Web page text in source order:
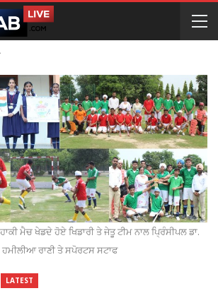
ਮੈਚ ਖੇਡਦੇ ਹੋਏ ਖਿਡਾਰੀ ਤੇ ਜੇਤੂ ਟੀਮ ਨਾਲ ਪ੍ਰਿੰਸੀਪਲ ਡਾ.
ਹਮੀਲੀਆ ਰਾਣੀ ਤੇ ਸਪੋਰਟਸ ਸਟਾਫ
LATEST